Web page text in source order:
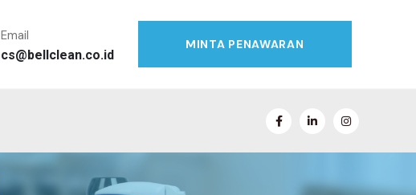
Email
cs@bellclean.co.id
MINTA PENAWARAN